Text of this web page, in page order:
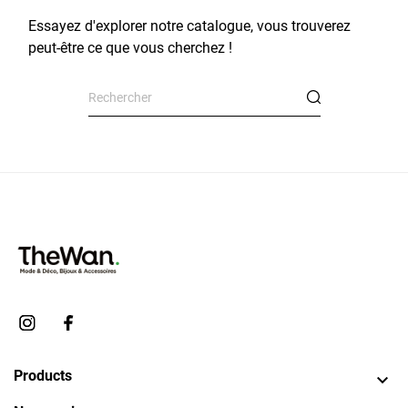
Essayez d'explorer notre catalogue, vous trouverez
peut-être ce que vous cherchez !
Products 